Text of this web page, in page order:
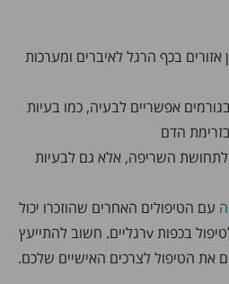
בכף הרגל לאיברים ומערכות
אפשריים לבעיה, כמו בעיות
הדם
השריפה, אלא גם לבעיות
עם הטיפולים האחרים שהוזכרו יכול
ליצור גישה הוליסטית יותר לטיפול בכפות vרגליים. חשוב להתייעץ
את הטיפול לצרכים האישיים שלכם.